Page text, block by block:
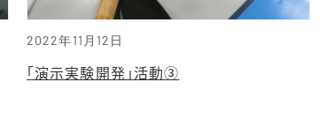
2022年11月12日
「演示実験開発」活動③